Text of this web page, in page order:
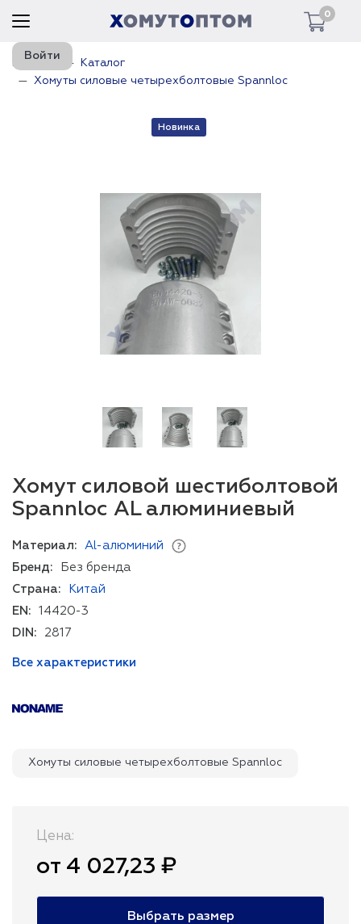
0
Войти
Главная
Каталог
Хомуты силовые четырехболтовые Spannloc
Новинка
Хомут силовой шестиболтовой
Spannloc AL алюминиевый
Материал:
Al-алюминий
Бренд:
Без бренда
Страна:
Китай
EN:
14420-3
DIN:
2817
Все характеристики
Хомуты силовые четырехболтовые Spannloc
Цена:
от 4 027,23 ₽
Выбрать размер